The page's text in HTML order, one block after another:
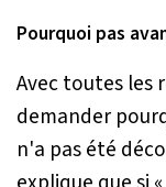
Pourquoi pas
Avec toutes les
demander
n'a pas été